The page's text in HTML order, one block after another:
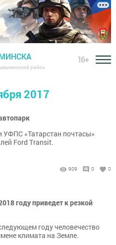
район
16+
2017
«Татарстан почтасы»
Ford Transit.
909 0 0
году приведет к резкой
году человечество
климата на Земле.